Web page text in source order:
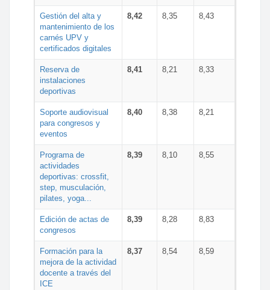
Gestión del alta y
mantenimiento de los
carnés UPV y
certificados digitales
8,42 8,35 8,43
Reserva de
instalaciones
deportivas
8,41 8,21 8,33
Soporte audiovisual
para congresos y
eventos
8,40 8,38 8,21
Programa de
actividades
deportivas: crossfit,
step, musculación,
pilates, yoga...
8,39 8,10 8,55
Edición de actas de
congresos
8,39 8,28 8,83
Formación para la
mejora de la actividad
docente a través del
ICE
8,37 8,54 8,59